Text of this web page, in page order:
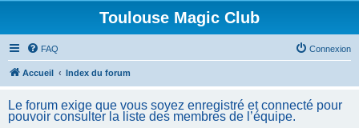
Toulouse Magic Club
FAQ Connexion
Accueil Index du forum
Le forum exige que vous soyez enregistré et connecté pour
pouvoir consulter la liste des membres de l’équipe.